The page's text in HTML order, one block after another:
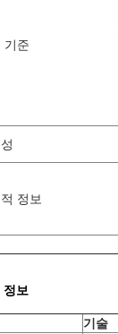
기준
정보
정보
기술